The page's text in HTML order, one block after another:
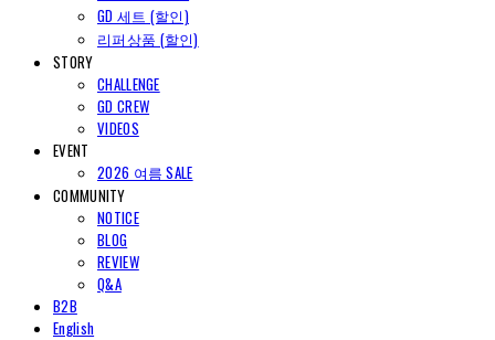
GD 세트 (할인)
리퍼상품 (할인)
STORY
CHALLENGE
GD CREW
VIDEOS
EVENT
2026 여름 SALE
COMMUNITY
NOTICE
BLOG
REVIEW
Q&A
B2B
English